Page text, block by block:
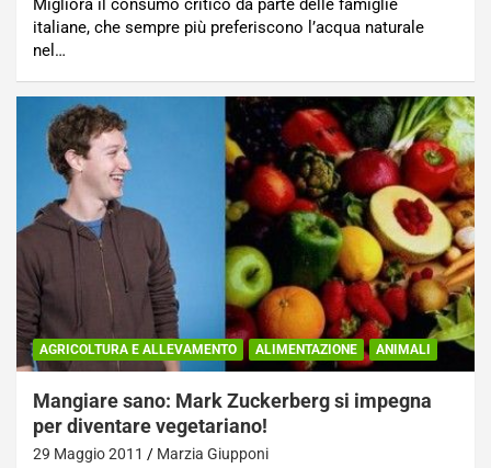
Migliora il consumo critico da parte delle famiglie
italiane, che sempre più preferiscono l’acqua naturale
nel…
AGRICOLTURA E ALLEVAMENTO ALIMENTAZIONE ANIMALI
Mangiare sano: Mark Zuckerberg si impegna
per diventare vegetariano!
29 Maggio 2011 Marzia Giupponi